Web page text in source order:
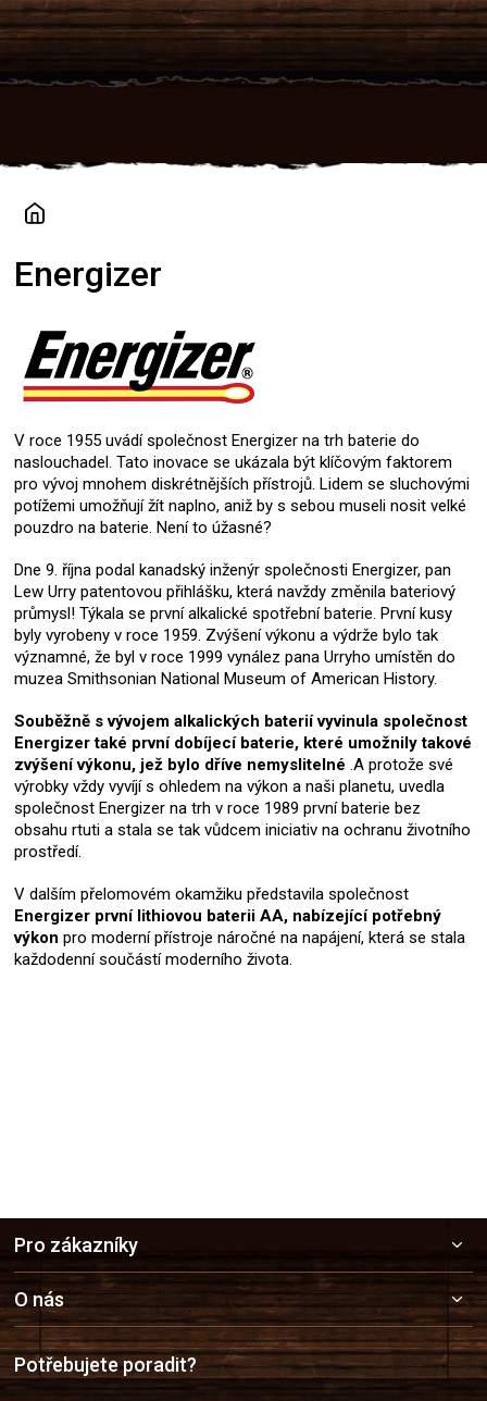
Přejít
na
obsah
Energizer
V roce 1955 uvádí společnost Energizer na trh baterie do
naslouchadel. Tato inovace se ukázala být klíčovým faktorem
pro vývoj mnohem diskrétnějších přístrojů. Lidem se sluchovými
potížemi umožňují žít naplno, aniž by s sebou museli nosit velké
pouzdro na baterie. Není to úžasné?
Dne 9. října podal kanadský inženýr společnosti Energizer, pan
Lew Urry patentovou přihlášku, která navždy změnila bateriový
průmysl! Týkala se první alkalické spotřební baterie. První kusy
byly vyrobeny v roce 1959. Zvýšení výkonu a výdrže bylo tak
významné, že byl v roce 1999 vynález pana Urryho umístěn do
muzea Smithsonian National Museum of American History.
Souběžně s vývojem alkalických baterií vyvinula společnost
Energizer také první dobíjecí baterie, které umožnily takové
zvýšení výkonu, jež bylo dříve nemyslitelné .A protože své
výrobky vždy vyvíjí s ohledem na výkon a naši planetu, uvedla
společnost Energizer na trh v roce 1989 první baterie bez
obsahu rtuti a stala se tak vůdcem iniciativ na ochranu životního
prostředí.
V dalším přelomovém okamžiku představila společnost
Energizer první lithiovou baterii AA, nabízející potřebný
výkon pro moderní přístroje náročné na napájení, která se stala
každodenní součástí moderního života.
a
t
í
Pro zákazníky
O nás
Potřebujete poradit?